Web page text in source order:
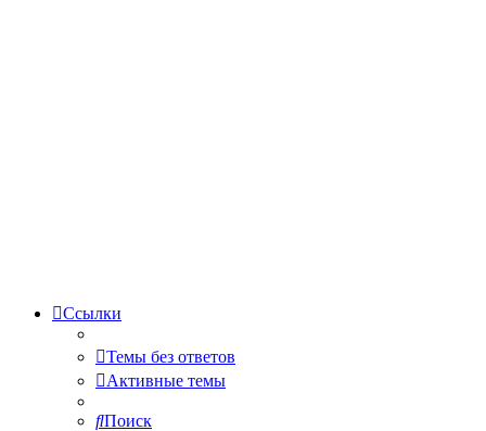
Ссылки
Темы без ответов
Активные темы
Поиск